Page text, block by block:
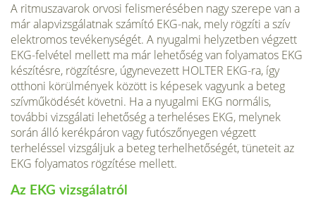
A ritmuszavarok orvosi felismerésében nagy szerepe van a
már alapvizsgálatnak számító EKG-nak, mely rögzíti a szív
elektromos tevé­kenységét. A nyugalmi helyzetben végzett
EKG-felvétel mellett ma már le­hetőség van folyamatos EKG
készítésre, rögzítésre, úgynevezett HOLTER EKG-ra, így
otthoni körülmények között is képesek vagyunk a beteg
szív­működését követni. Ha a nyugalmi EKG normális,
további vizsgálati lehe­tőség a terheléses EKG, melynek
során álló kerékpáron vagy futószőnye­gen végzett
terheléssel vizsgáljuk a beteg terhelhetőségét, tüneteit az
EKG folyamatos rögzítése mellett.
Az EKG vizsgálatról